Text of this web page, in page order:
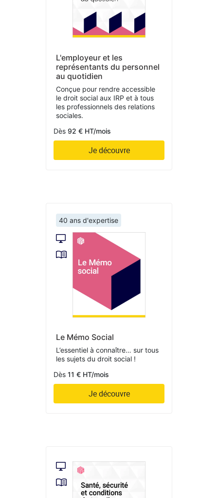
L'employeur et les
représentants du personnel
au quotidien
Conçue pour rendre accessible
le droit social aux IRP et à tous
les professionnels des relations
sociales.
Dès 92 € HT/mois
Je découvre
40 ans d'expertise
Le Mémo Social
L’essentiel à connaître… sur tous
les sujets du droit social !
Dès 11 € HT/mois
Je découvre